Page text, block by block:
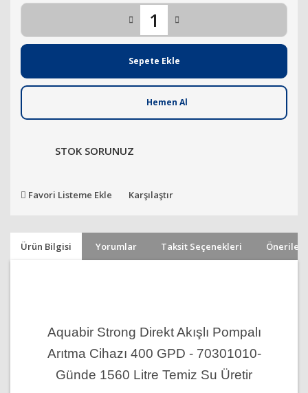
Sepete Ekle
Hemen Al
STOK SORUNUZ
Favori Listeme Ekle Karşılaştır
Ürün Bilgisi Yorumlar Taksit Seçenekleri
Aquabir Strong Direkt Akışlı Pompalı
Arıtma Cihazı 400 GPD - 70301010-
Günde 1560 Litre Temiz Su Üretir